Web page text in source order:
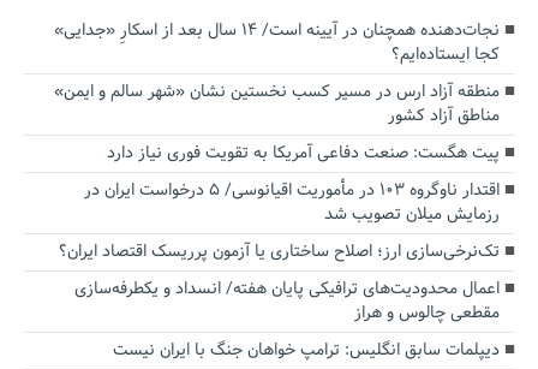
نجات‌دهنده‌ همچنان در آیینه است/ ۱۴ سال بعد از اسکارِ «جدایی»
کجا ایستاده‌ایم؟
منطقه آزاد ارس در مسیر کسب نخستین نشان «شهر سالم و ایمن»
مناطق آزاد کشور
پیت هگست: صنعت دفاعی آمریکا به تقویت فوری نیاز دارد
اقتدار ناوگروه ۱۰۳ در مأموریت‌ اقیانوسی/ ۵ درخواست ایران در
رزمایش میلان تصویب شد
تک‌نرخی‌سازی ارز؛ اصلاح ساختاری یا آزمون پرریسک اقتصاد ایران؟
اعمال محدودیت‌های ترافیکی پایان هفته/ انسداد و یکطرفه‌سازی
مقطعی چالوس و هراز
دیپلمات سابق انگلیس:‌ ترامپ خواهان جنگ با ایران نیست